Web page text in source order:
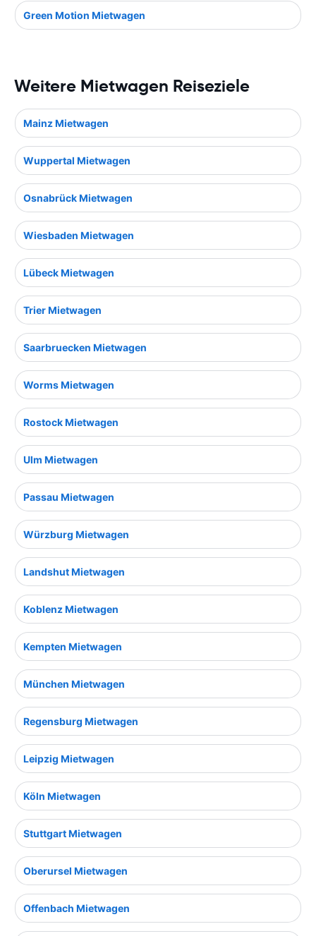
Green Motion Mietwagen
Weitere Mietwagen Reiseziele
Mainz Mietwagen
Wuppertal Mietwagen
Osnabrück Mietwagen
Wiesbaden Mietwagen
Lübeck Mietwagen
Trier Mietwagen
Saarbruecken Mietwagen
Worms Mietwagen
Rostock Mietwagen
Ulm Mietwagen
Passau Mietwagen
Würzburg Mietwagen
Landshut Mietwagen
Koblenz Mietwagen
Kempten Mietwagen
München Mietwagen
Regensburg Mietwagen
Leipzig Mietwagen
Köln Mietwagen
Stuttgart Mietwagen
Oberursel Mietwagen
Offenbach Mietwagen